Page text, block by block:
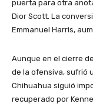
puerta para otra
Dior Scott. La
Emmanuel Harris,
Aunque en el cierre
de la ofensiva, sufrió
Chihuahua siguió
recuperado por